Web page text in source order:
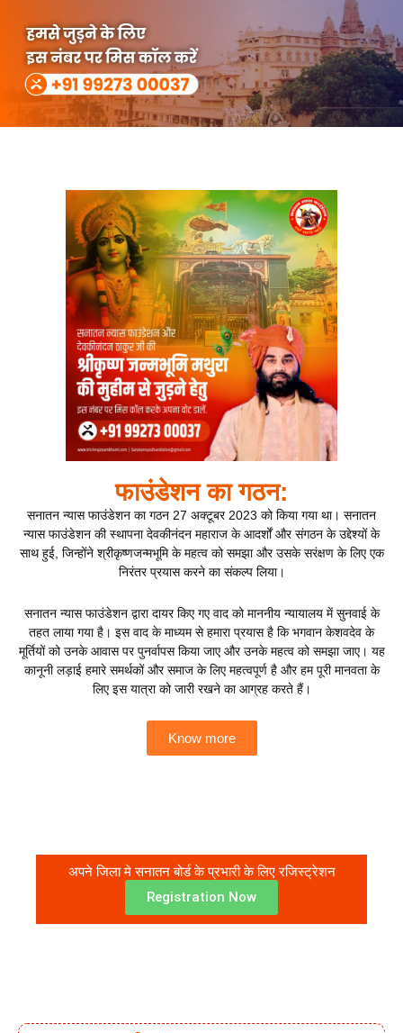
फाउंडेशन का गठन:
सनातन न्यास फाउंडेशन का गठन 27 अक्टूबर 2023 को किया गया था। सनातन
न्यास फाउंडेशन की स्थापना देवकीनंदन महाराज के आदर्शों और संगठन के उद्देश्यों के
साथ हुई, जिन्होंने श्रीकृष्णजन्मभूमि के महत्व को समझा और उसके सरंक्षण के लिए एक
निरंतर प्रयास करने का संकल्प लिया।
सनातन न्यास फाउंडेशन द्वारा दायर किए गए वाद को माननीय न्यायालय में सुनवाई के
तहत लाया गया है। इस वाद के माध्यम से हमारा प्रयास है कि भगवान केशवदेव के
मूर्तियों को उनके आवास पर पुनर्वापस किया जाए और उनके महत्व को समझा जाए। यह
कानूनी लड़ाई हमारे समर्थकों और समाज के लिए महत्वपूर्ण है और हम पूरी मानवता के
लिए इस यात्रा को जारी रखने का आग्रह करते हैं।
Know more
अपने जिला मे सनातन बोर्ड के प्रभारी के लिए रजिस्ट्रेशन
Registration Now